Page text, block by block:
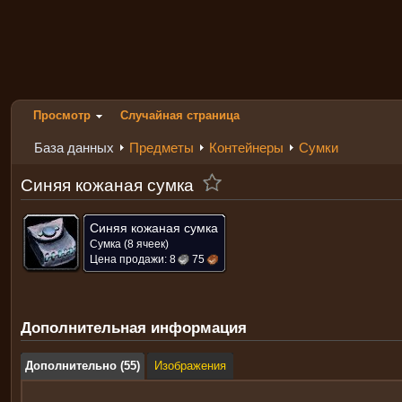
Просмотр Случайная страница
База данных Предметы Контейнеры Сумки
Синяя кожаная сумка
Синяя кожаная сумка
Сумка (8 ячеек)
Цена продажи: 8 75
Дополнительная информация
Дополнительно (55)
Изображения